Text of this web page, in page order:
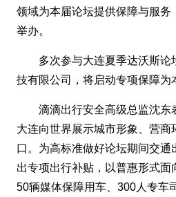
领域为本届论坛提供保障与服务
举办。
多次参与大连夏季达沃斯
技有限公司，将启动专项保障为
滴滴出行安全高级总监沈东
大连向世界展示城市形象、营商
口。为高标准做好论坛期间交通
出专项出行补贴，以普惠形式面
50辆媒体保障用车、300人专车